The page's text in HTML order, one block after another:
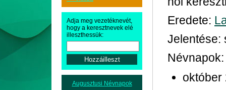
Adja meg vezetéknevét,
hogy a keresztnevek elé
illeszthessük:
Augusztusi Névnapok
Eredete:
Jelentése:
Névnapok:
október